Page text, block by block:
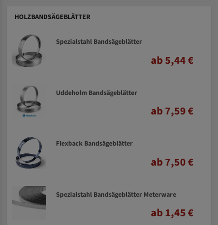
HOLZBANDSÄGEBLÄTTER
Spezialstahl Bandsägeblätter
ab 5,44 €
Uddeholm Bandsägeblätter
ab 7,59 €
Flexback Bandsägeblätter
ab 7,50 €
Spezialstahl Bandsägeblätter Meterware
ab 1,45 €